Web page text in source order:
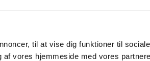
til at vise dig funktioner til
vores hjemmeside med vores